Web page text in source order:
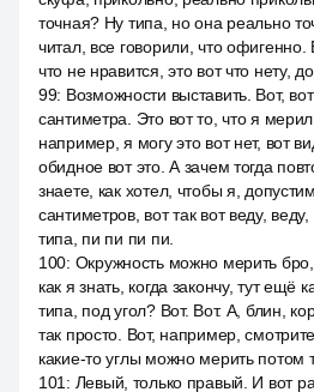
точная? Ну типа, но она реально
читал, все говорили, что
что не нравится, это вот что нету,
99: Возможности выставить. Вот,
сантиметра. Это вот то, что я
например, я могу это вот нет, вот
обидное вот это. А зачем тогда
знаете, как хотел, чтобы я,
сантиметров, вот так вот веду,
типа, пи пи пи пи.
100: Окружность можно мерить бро,
как я знать, когда закончу, тут ещё
типа, под угол? Вот. Вот. А, блин,
так просто. Вот, например,
какие-то углы можно мерить потом
101 : Левый, только правый. И вот